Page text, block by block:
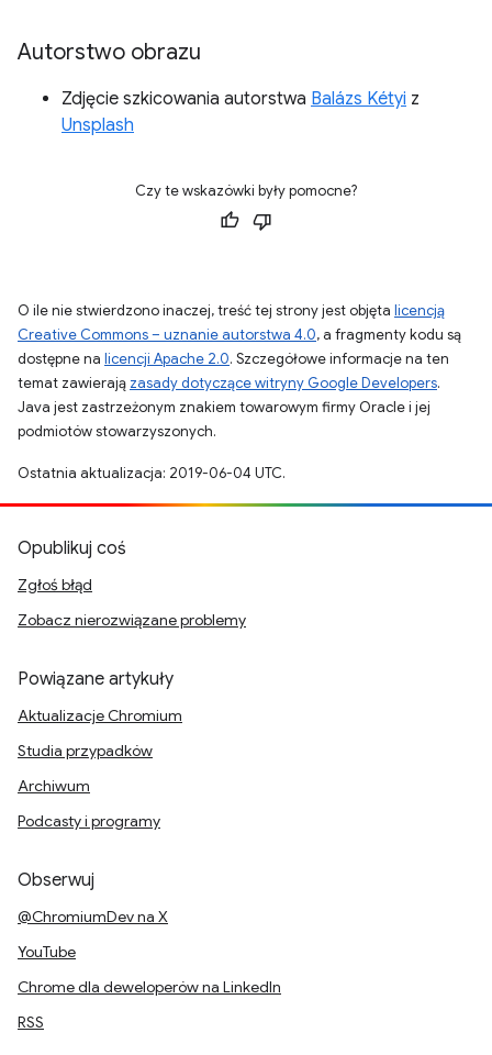
Autorstwo obrazu
Zdjęcie szkicowania autorstwa Balázs Kétyi z
Unsplash
Czy te wskazówki były pomocne?
O ile nie stwierdzono inaczej, treść tej strony jest objęta licencją
Creative Commons – uznanie autorstwa 4.0, a fragmenty kodu są
dostępne na licencji Apache 2.0. Szczegółowe informacje na ten
temat zawierają zasady dotyczące witryny Google Developers.
Java jest zastrzeżonym znakiem towarowym firmy Oracle i jej
podmiotów stowarzyszonych.
Ostatnia aktualizacja: 2019-06-04 UTC.
Opublikuj coś
Zgłoś błąd
Zobacz nierozwiązane problemy
Powiązane artykuły
Aktualizacje Chromium
Studia przypadków
Archiwum
Podcasty i programy
Obserwuj
@ChromiumDev na X
YouTube
Chrome dla deweloperów na LinkedIn
RSS